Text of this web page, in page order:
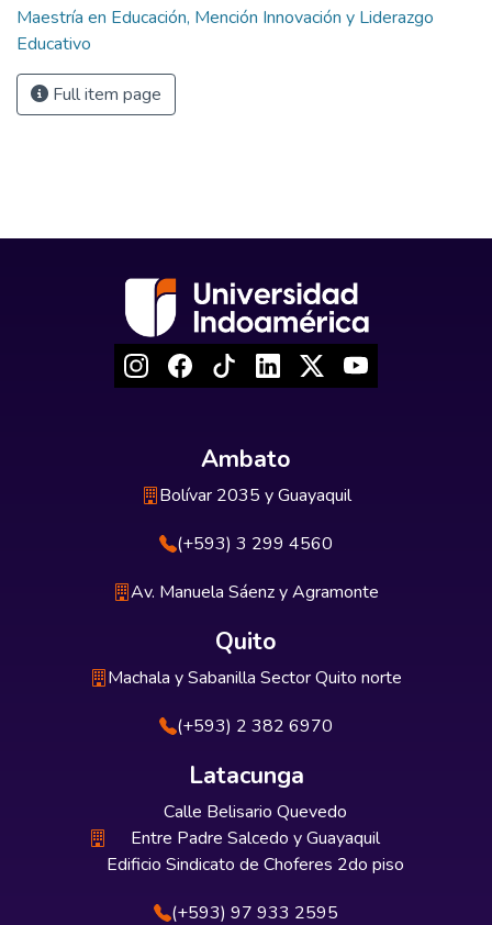
Maestría en Educación, Mención Innovación y Liderazgo
Educativo
Full item page
Ambato
Bolívar 2035 y Guayaquil
(+593) 3 299 4560
Av. Manuela Sáenz y Agramonte
Quito
Machala y Sabanilla Sector Quito norte
(+593) 2 382 6970
Latacunga
Calle Belisario Quevedo
Entre Padre Salcedo y Guayaquil
Edificio Sindicato de Choferes 2do piso
(+593) 97 933 2595